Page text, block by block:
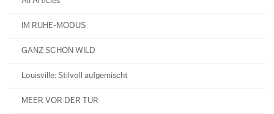
IM RUHE-MODUS
GANZ SCHÖN WILD
Louisville: Stilvoll aufgemischt
MEER VOR DER TÜR